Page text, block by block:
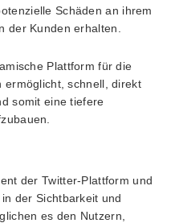
Schäden an ihrem
der Kunden erhalten.
Plattform für die
ermöglicht, schnell, direkt
somit eine tiefere
der Twitter-Plattform und
der Sichtbarkeit und
es den Nutzern,